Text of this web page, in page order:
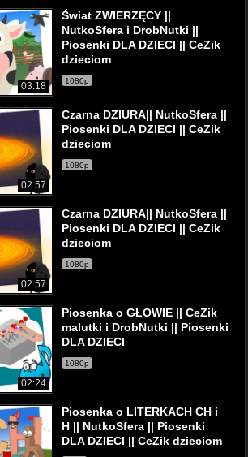
03:18
Świat ZWIERZĘCY ||
NutkoSfera i DrobNutki ||
Piosenki DLA DZIECI || CeZik
dzieciom
1080p
02:57
Czarna DZIURA|| NutkoSfera ||
Piosenki DLA DZIECI || CeZik
dzieciom
1080p
02:57
Czarna DZIURA|| NutkoSfera ||
Piosenki DLA DZIECI || CeZik
dzieciom
1080p
02:24
Piosenka o GŁOWIE || CeZik
malutki i DrobNutki || Piosenki
DLA DZIECI
1080p
Piosenka o LITERKACH CH i
H || NutkoSfera || Piosenki
DLA DZIECI || CeZik dzieciom